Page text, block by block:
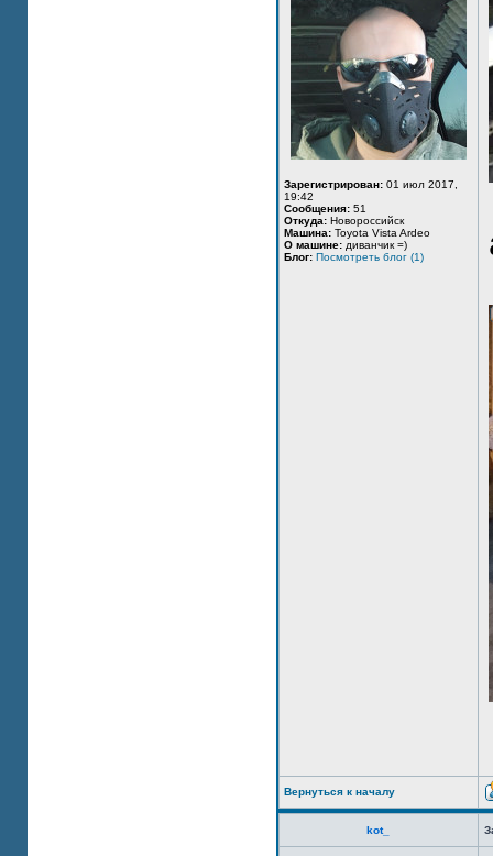
Зарегистрирован: 01 июл 2017,
19:42
Сообщения: 51
Откуда: Новороссийск
Машина: Toyota Vista Ardeo
О машине: диванчик =)
Блог: Посмотреть блог (1)
Вернуться к началу
kot_